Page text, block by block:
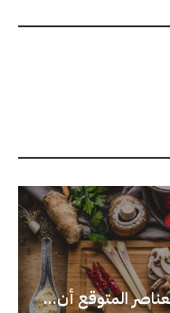
المتوقع أن...